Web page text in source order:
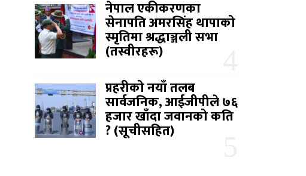
नेपाल एकीकरणका
सेनापति अमरसिंह थापाको
स्मृतिमा श्रद्धाञ्जली सभा
(तस्वीरहरू)
प्रहरीको नयाँ तलब
सार्वजनिक, आईजीपीले ७६
हजार खाँदा जवानको कति
? (सूचीसहित)